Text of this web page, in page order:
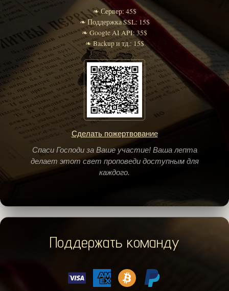
❧ Сервер: 45$
❧ Поддержка SSL: 15$
❧ Google AI API: 35$
❧ Backup и тд.: 15$
Сделать пожертвование
Спаси Господи за Ваше участие! Ваша лепта
делает этот свет проповеди доступным для
каждого.
Поддержать команду